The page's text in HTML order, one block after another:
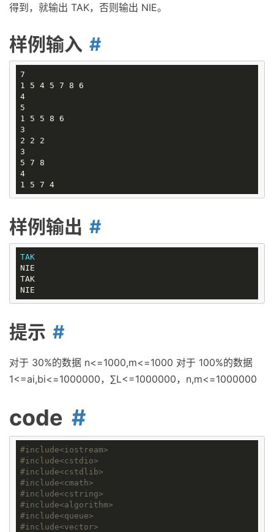
得到，就输出 TAK，否则输出 NIE。
样例输入
7
1 5 4 5 7 8 6
4
5
1 5 5 8 6
3
2 2 2
3
5 7 8
4
1 5 7 4
样例输出
TAK
NIE
TAK
提示
对于 30%的数据 n<=1000,m<=1000 对于 100%的数据
1<=ai,bi<=1000000，∑L<=1000000，n,m<=1000000
code
#include<iostream>
#include<cstdio>
#include<cstdlib>
#include<cmath>
#include<cstring>
#include<algorithm>
#include<queue>
#include<vector>